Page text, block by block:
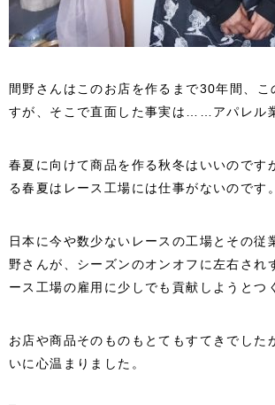
間野さんはこのお店を作るまで30年間、
すが、そこで直面した事実は……アパレル
春夏に向けて商品を作る秋冬はいいので
る春夏はレース工場には仕事がないので
日本に今や数少ないレースの工場とその
野さんが、シーズンのオンオフに左右さ
ース工場の雇用に少しでも貢献しようと
お店や商品そのものもとてもすてきでし
いに心温まりました。